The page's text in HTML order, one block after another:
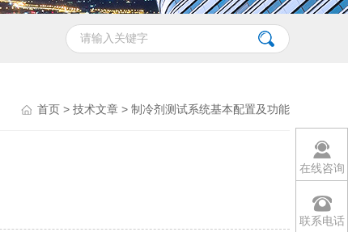
首页 > 技术文章 > 制冷剂测试系统基本配置及功能
在线咨询
联系电话